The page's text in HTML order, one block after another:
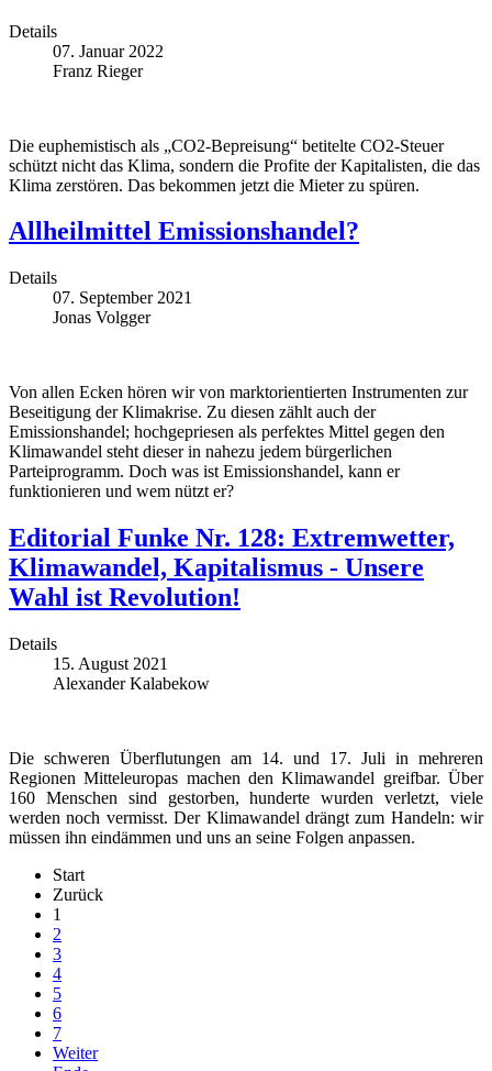
Details
07. Januar 2022
Franz Rieger
Die euphemistisch als „CO2-Bepreisung“ betitelte CO2-Steuer
schützt nicht das Klima, sondern die Profite der Kapitalisten, die das
Klima zerstören. Das bekommen jetzt die Mieter zu spüren.
Allheilmittel Emissionshandel?
Details
07. September 2021
Jonas Volgger
Von allen Ecken hören wir von marktorientierten Instrumenten zur
Beseitigung der Klimakrise. Zu diesen zählt auch der
Emissionshandel; hochgepriesen als perfektes Mittel gegen den
Klimawandel steht dieser in nahezu jedem bürgerlichen
Parteiprogramm. Doch was ist Emissionshandel, kann er
funktionieren und wem nützt er?
Editorial Funke Nr. 128: Extremwetter,
Klimawandel, Kapitalismus - Unsere
Wahl ist Revolution!
Details
15. August 2021
Alexander Kalabekow
Die schweren Überflutungen am 14. und 17. Juli in mehreren
Regionen Mitteleuropas machen den Klimawandel greifbar. Über
160 Menschen sind gestorben, hunderte wurden verletzt, viele
werden noch vermisst. Der Klimawandel drängt zum Handeln: wir
müssen ihn eindämmen und uns an seine Folgen anpassen.
Start
Zurück
1
2
3
4
5
6
7
Weiter